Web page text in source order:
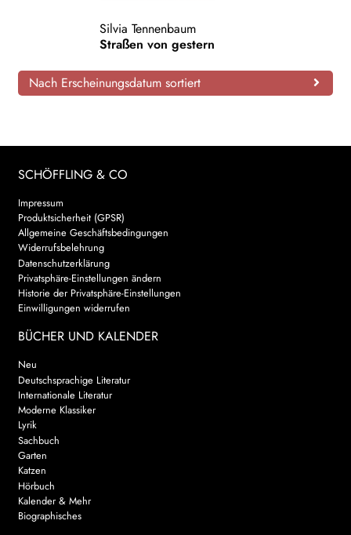
WEITERE VERLAGE
Search:
Silvia Tennenbaum
Straßen von gestern
Nach Erscheinungsdatum sortiert
SCHÖFFLING & CO
Impressum
Produktsicherheit (GPSR)
Allgemeine Geschäftsbedingungen
Widerrufsbelehrung
Datenschutzerklärung
Privatsphäre-Einstellungen ändern
Historie der Privatsphäre-Einstellungen
Einwilligungen widerrufen
BÜCHER UND KALENDER
Neu
Deutschsprachige Literatur
Internationale Literatur
Moderne Klassiker
Lyrik
Sachbuch
Garten
Katzen
Hörbuch
Kalender & Mehr
Biographisches